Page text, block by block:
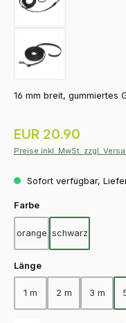
16 mm breit, gummiertes
Regulärer Preis:
EUR 20.90
Preise inkl. MwSt. zzgl.
Sofort verfügbar,
Farbeauswählen
orange schwarz
Längeauswählen
1 m 2 m 3 m